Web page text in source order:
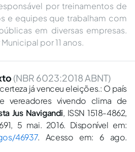
por treinamentos de
e equipes que trabalham com
em diversas empresas.
por 11 anos.
(NBR 6023:2018 ABNT)
já venceu eleições.: O país
vereadores vivendo clima de
Jus Navigandi, ISSN 1518-4862,
5 mai. 2016. Disponível em:
46937. Acesso em: 6 ago.